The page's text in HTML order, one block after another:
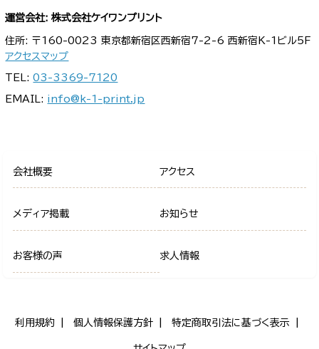
運営会社: 株式会社ケイワンプリント
住所: 〒160-0023 東京都新宿区西新宿7-2-6 西新宿K-1ビル5F
アクセスマップ
TEL:03-3369-7120
EMAIL: info@k-1-print.jp
会社概要 アクセス
メディア掲載 お知らせ
お客様の声 求人情報
利用規約 個人情報保護方針 特定商取引法に基づく表示